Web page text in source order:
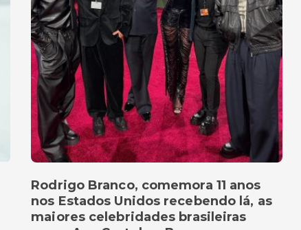
Rodrigo Branco, comemora 11 anos
nos Estados Unidos recebendo lá, as
maiores celebridades brasileiras